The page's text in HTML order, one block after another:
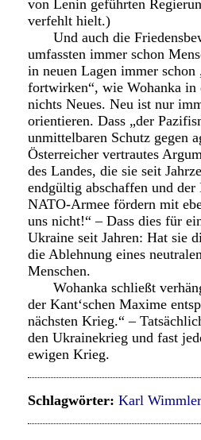
von Lenin geführten
verfehlt hielt.)
Und auch die
umfassten immer schon
in neuen Lagen immer schon
fortwirken“, wie Wohanka in
nichts Neues. Neu ist nur
orientieren. Dass „der
unmittelbaren Schutz gegen
Österreicher vertrautes
des Landes, die sie seit
endgültig abschaffen und
NATO-Armee fördern mit
uns nicht!“ – Dass dies für
Ukraine seit Jahren: Hat sie
die Ablehnung eines
Menschen.
Wohanka schließt
der Kant‘schen Maxime
nächsten Krieg.“ –
den Ukrainekrieg und fast
ewigen Krieg.
Schlagwörter: Karl Wimmler